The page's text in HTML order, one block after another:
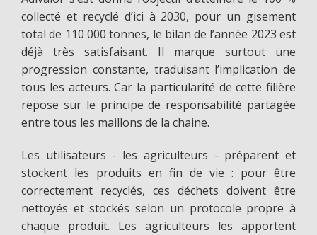
collecté et recyclé d’ici à 2030, pour un gisement
total de 110 000 tonnes, le bilan de l’année 2023 est
déjà très satisfaisant. Il marque surtout une
progression constante, traduisant l’implication de
tous les acteurs. Car la particularité de cette filière
repose sur le principe de responsabilité partagée
entre tous les maillons de la chaine.
Les utilisateurs - les agriculteurs - préparent et
stockent les produits en fin de vie : pour être
correctement recyclés, ces déchets doivent être
nettoyés et stockés selon un protocole propre à
chaque produit. Les agriculteurs les apportent